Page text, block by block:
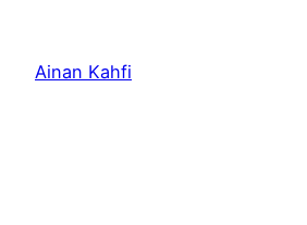
content
Ainan Kahfi